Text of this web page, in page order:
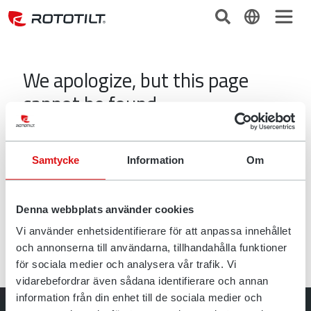
Samtycke Information Om
Denna webbplats använder cookies
Vi använder enhetsidentifierare för att anpassa innehållet
och annonserna till användarna, tillhandahålla funktioner
för sociala medier och analysera vår trafik. Vi
vidarebefordrar även sådana identifierare och annan
information från din enhet till de sociala medier och
We apologize, but this page
cannot be found
The page you are looking for might have been removed,
had its name changed, or is temporarily unavailible.
Please try the following:
> Use the search-function above
> If you typed the address in the Address bar, make
sure that is is spelled correctly